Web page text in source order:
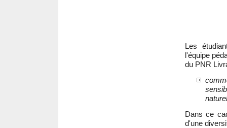
Les
l'équipe
du PNR
Dans ce
d'une